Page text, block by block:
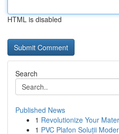
HTML is disabled
Search
Published News
1 Revolutionize Your
1 PVC Plafon Soluții